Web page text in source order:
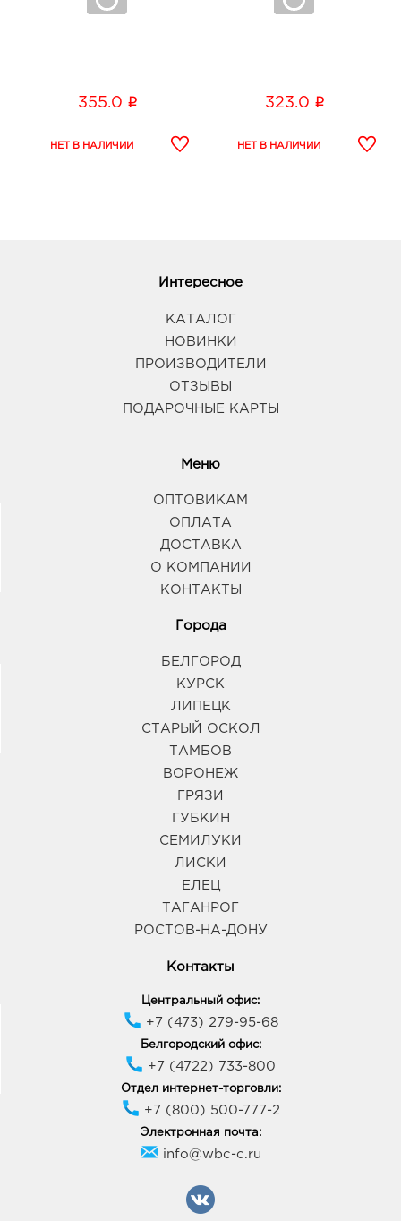
355.0 i 323.0 i
Интересное
КАТАЛОГ
НОВИНКИ
ПРОИЗВОДИТЕЛИ
ОТЗЫВЫ
ПОДАРОЧНЫЕ КАРТЫ
Меню
ОПТОВИКАМ
ОПЛАТА
ДОСТАВКА
О КОМПАНИИ
КОНТАКТЫ
Города
БЕЛГОРОД
КУРСК
ЛИПЕЦК
СТАРЫЙ ОСКОЛ
ТАМБОВ
ВОРОНЕЖ
ГРЯЗИ
ГУБКИН
СЕМИЛУКИ
ЛИСКИ
ЕЛЕЦ
ТАГАНРОГ
РОСТОВ-НА-ДОНУ
Контакты
Центральный офис:
+7 (473) 279-95-68
Белгородский офис:
+7 (4722) 733-800
Отдел интернет-торговли:
+7 (800) 500-777-2
Электронная почта:
info@wbc-c.ru